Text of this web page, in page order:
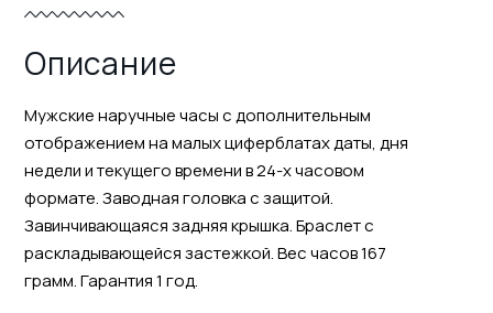
Описание
Мужские наручные часы с дополнительным
отображением на малых циферблатах даты, дня
недели и текущего времени в 24-х часовом
формате. Заводная головка с защитой.
Завинчивающаяся задняя крышка. Браслет с
раскладывающейся застежкой. Вес часов 167
грамм. Гарантия 1 год.